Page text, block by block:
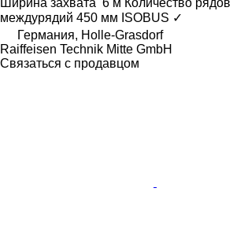
междурядий 450 мм ISOBUS ✓
Германия, Holle-Grasdorf
Raiffeisen Technik Mitte GmbH
Связаться с продавцом